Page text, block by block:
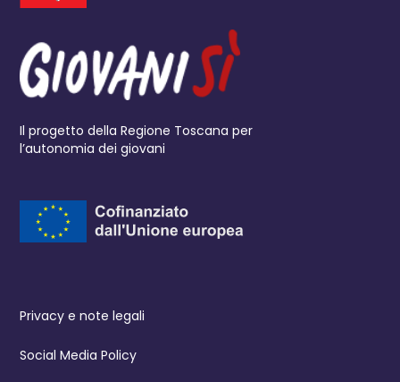
Il progetto della Regione Toscana per
l’autonomia dei giovani
Privacy e note legali
Social Media Policy